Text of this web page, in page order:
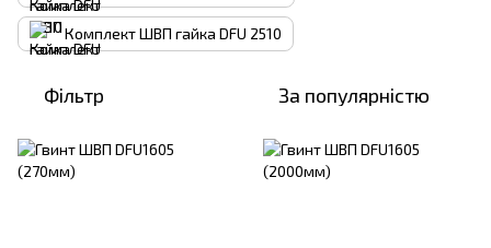
Комплект ШВП гайка DFU 2510
Фільтр За популярністю